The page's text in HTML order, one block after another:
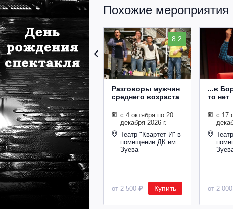
Похожие мероприятия
8.2
Разговоры мужчин
среднего возраста
с 4 октября по 20
декабря 2026 г.
Театр "Квартет И" в
помещении ДК им.
Зуева
от 2 500 ₽ Купить
...в
то нет
с 17
от 2